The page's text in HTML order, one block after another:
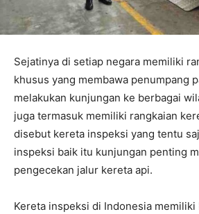
Sejatinya di setiap negara memiliki
khusus yang membawa penumpang
melakukan kunjungan ke berbagai
juga termasuk memiliki rangkaian
disebut kereta inspeksi yang tentu
inspeksi baik itu kunjungan penting
pengecekan jalur kereta api.
Kereta inspeksi di Indonesia memiliki